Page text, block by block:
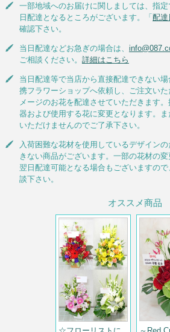
一部地域へのお届けに関しましては、指
日配達となるところがございます。「 配達
確認下さい。
当日配達などお急ぎの場合は、
ご相談ください。 詳細はこちら
当日配達等で当店から直接配達できない
携フラワーショップへ依頼し、ご注文い
メージのお花を配達させていただきます
器および使用する花に変更となります。
いただけませんのでご了承下さい。
入荷困難な花材を使用しているデザイン
きない商品がございます。一部の花材の
翌日配達可能となる場合もございますの
談下さい。
オススメ商品